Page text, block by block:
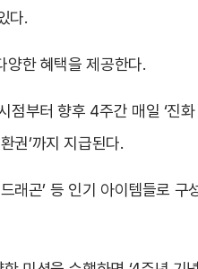
다.
양한 혜택을 제공한다.
부터 향후 4주간 매일 ‘진화
권’까지 지급된다.
곤’ 등 인기 아이템들로 구